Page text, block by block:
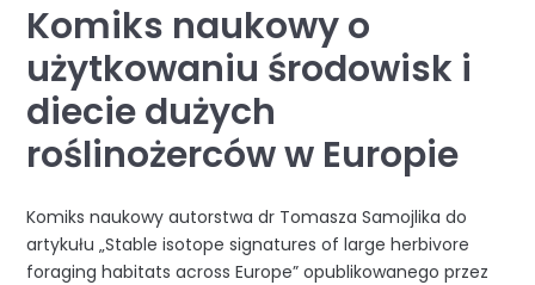
Komiks naukowy o
użytkowaniu środowisk i
diecie dużych
roślinożerców w Europie
Komiks naukowy autorstwa dr Tomasza Samojlika do
artykułu „Stable isotope signatures of large herbivore
foraging habitats across Europe” opublikowanego przez